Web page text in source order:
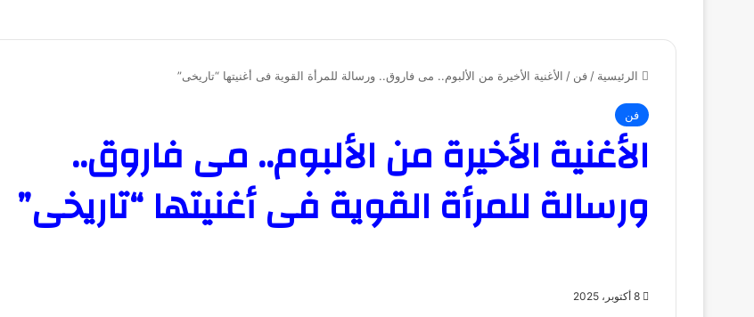
الرئيسية / فن / الأغنية الأخيرة من الألبوم.. مى فاروق.. ورسالة للمرأة القوية فى أغنيتها “تاريخى”
فن
الأغنية الأخيرة من الألبوم.. مى فاروق..
ورسالة للمرأة القوية فى أغنيتها “تاريخى”
8 أكتوبر، 2025